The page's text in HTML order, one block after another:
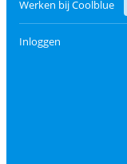
Werken bij Coolblue
Inloggen